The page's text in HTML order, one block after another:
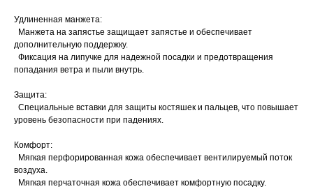
Удлиненная манжета:
Манжета на запястье защищает запястье и обеспечивает
дополнительную поддержку.
Фиксация на липучке для надежной посадки и предотвращения
попадания ветра и пыли внутрь.
Защита:
Специальные вставки для защиты костяшек и пальцев, что повышает
уровень безопасности при падениях.
Комфорт:
Мягкая перфорированная кожа обеспечивает вентилируемый поток
воздуха.
Мягкая перчаточная кожа обеспечивает комфортную посадку.